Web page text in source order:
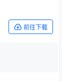
前往下载